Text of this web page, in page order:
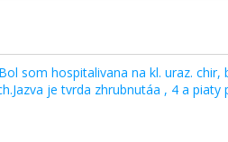
som hospitalivana na kl. uraz.
je tvrda zhrubnutáa , 4 a